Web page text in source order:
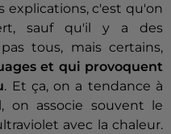
explications, c'est qu'on
sauf qu'il y a des
tous, mais certains,
et qui provoquent
. Et ça, on a tendance à
on associe souvent le
avec la chaleur.